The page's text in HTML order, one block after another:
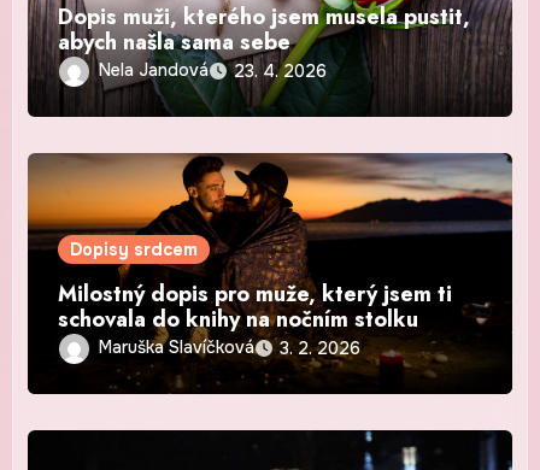
Dopis muži, kterého jsem musela pustit,
abych našla sama sebe
Nela Jandová 23. 4. 2026
Dopisy srdcem
Milostný dopis pro muže, který jsem ti
schovala do knihy na nočním stolku
Maruška Slavíčková 3. 2. 2026